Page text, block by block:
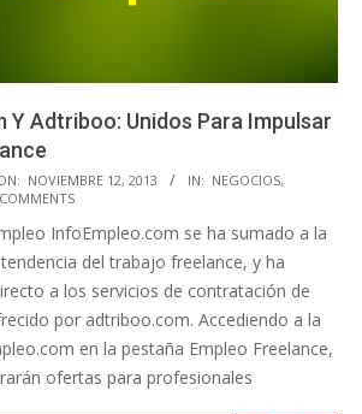
Y Adtriboo: Unidos Para Impulsar
NOVIEMBRE 12, 2013 IN: NEGOCIOS,
InfoEmpleo.com se ha sumado a la
del trabajo freelance, y ha
a los servicios de contratación de
por adtriboo.com. Accediendo a la
en la pestaña Empleo Freelance,
ofertas para profesionales